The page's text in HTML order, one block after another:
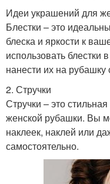
Идеи украшений для
Блестки – это
блеска и яркости к
использовать блестки
нанести их на рубашку
2. Стручки
Стручки – это
женской рубашки. Вы
наклеек, наклей или
самостоятельно.